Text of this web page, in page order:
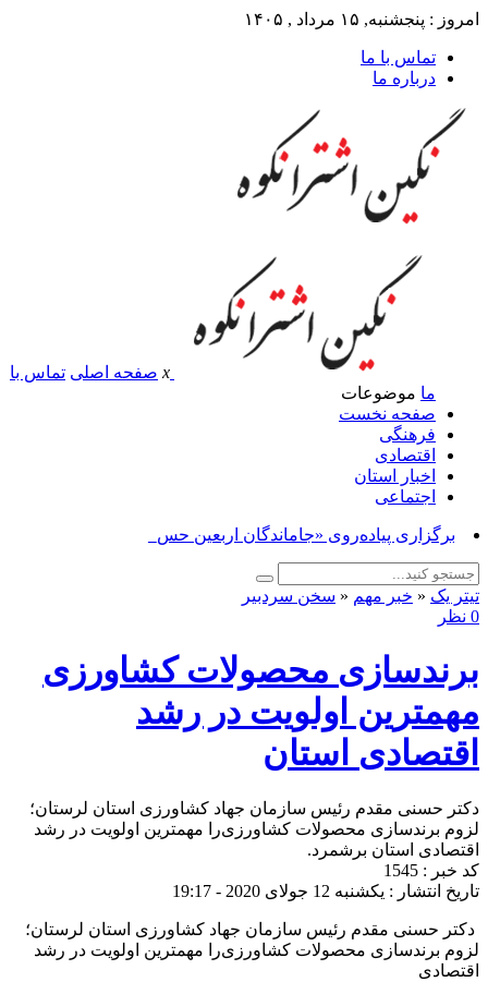
امروز : پنجشنبه, ۱۵ مرداد , ۱۴۰۵
تماس با ما
درباره ما
x صفحه اصلی تماس با
ما موضوعات
صفحه نخست
فرهنگی
اقتصادی
اخبار استان
اجتماعی
برگزاری پیاده‌روی «جاماندگان اربعین حسینی» در_
تیتر یک « خبر مهم « سخن سردبیر
0 نظر
برندسازی محصولات کشاورزی‌
مهمترین اولویت در رشد
اقتصادی استان
دکتر حسنی مقدم رئیس سازمان جهاد کشاورزی استان لرستان؛
لزوم برندسازی محصولات کشاورزی‌را مهمترین اولویت در رشد
اقتصادی استان برشمرد.
کد خبر : 1545
تاریخ انتشار : یکشنبه 12 جولای 2020 - 19:17
‍ دکتر حسنی مقدم رئیس سازمان جهاد کشاورزی استان لرستان؛
لزوم برندسازی محصولات کشاورزی‌را مهمترین اولویت در رشد
اقتصادی